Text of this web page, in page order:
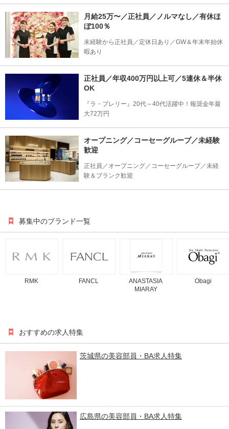
月給25万〜／正社員／ノルマなし／有休ほ
ぼ100％
未経験から正社員／定休日あり／GW＆年末年始休
暇あり
正社員／年収400万円以上可／5連休＆半休
OK
『ラ・プレリー』20代～40代活躍中！報奨金年最
大72万円
オープニング／コーセーグループ／未経験
歓迎
正社員／オープニング／コーセーグループ／未経
験＆ブランク歓迎
募集中のブランド一覧
RMK FANCL
ANASTASIA
MIARAY
Obagi
おすすめの求人特集
茨城県の美容部員・BA求人特集
広島県の美容部員・BA求人特集